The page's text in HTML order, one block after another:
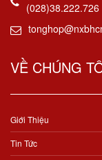
(028)38.222.726
VỀ CHÚNG
Giới Thiệu
Tin Tức